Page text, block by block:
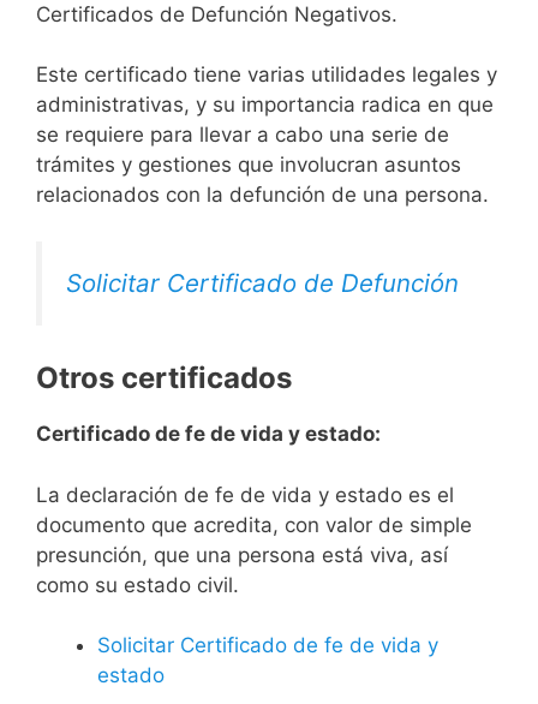
Certificados de Defunción Negativos.
Este certificado tiene varias utilidades legales y
administrativas, y su importancia radica en que
se requiere para llevar a cabo una serie de
trámites y gestiones que involucran asuntos
relacionados con la defunción de una persona.
Solicitar Certificado de Defunción
Otros certificados
Certificado de fe de vida y estado:
La declaración de fe de vida y estado es el
documento que acredita, con valor de simple
presunción, que una persona está viva, así
como su estado civil.
Solicitar Certificado de fe de vida y
estado